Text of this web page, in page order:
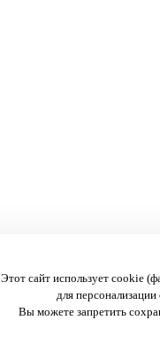
Этот сайт использует cookie
для персонализации
Вы можете запретить